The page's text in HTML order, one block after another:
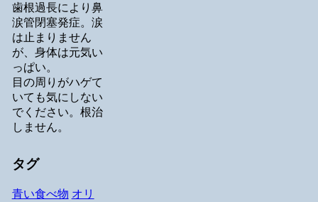
歯根過長により鼻
涙管閉塞発症。涙
は止まりません
が、身体は元気い
っぱい。
目の周りがハゲて
いても気にしない
でください。根治
しません。
タグ
青い食べ物 オリ